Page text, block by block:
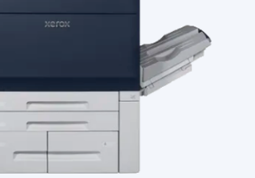
выбор другой продукции:
питания;
ноутбуки;
другое.
в Алматы МФУ либо любую